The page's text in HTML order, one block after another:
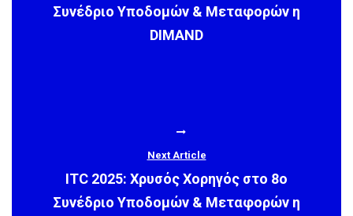
Συνέδριο Υποδομών & Μεταφορών η
DIMAND
Next Article
ITC 2025: Χρυσός Χορηγός στο 8ο
Συνέδριο Υποδομών & Μεταφορών η